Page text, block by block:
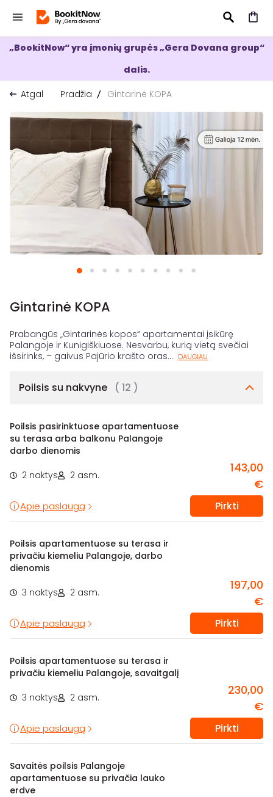
IEŠKOTI
„BookitNow“ yra įmonių grupės „Gera Dovana group“
dalis.
Atgal
Pradžia Gintarinė KOPA
Gintarinė KOPA
Prabangūs „Gintarinės kopos“ apartamentai įsikūrę
Palangoje ir Kunigiškiuose. Nesvarbu, kurią vietą svečiai
išsirinks, – gaivus Pajūrio krašto oras... DAUGIAU
Poilsis su nakvyne ( 12 )
Poilsis pasirinktuose apartamentuose
su terasa arba balkonu Palangoje
darbo dienomis
2 naktys 2 asm.
143,00
€
Apie paslaugą Pirkti
Poilsis apartamentuose su terasa ir
privačiu kiemeliu Palangoje, darbo
dienomis
3 naktys 2 asm.
197,00
€
Apie paslaugą Pirkti
Poilsis apartamentuose su terasa ir
privačiu kiemeliu Palangoje, savaitgalį
3 naktys 2 asm.
230,00
€
Apie paslaugą Pirkti
Savaitės poilsis Palangoje
apartamentuose su privačia lauko
erdve